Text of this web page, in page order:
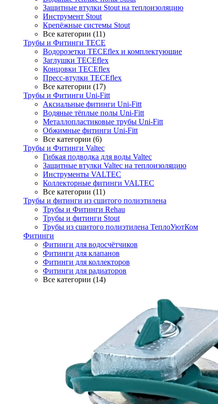
Защитные втулки Stout на теплоизоляцию
Инструмент Stout
Крепёжные системы Stout
Все категории (11)
Трубы и Фитинги TECE
Водорозетки TECEflex и комплектующие
Заглушки TECEflex
Концовки TECEflex
Пресс-втулки TECEflex
Все категории (17)
Трубы и Фитинги Uni-Fitt
Аксиальные фитинги Uni-Fitt
Водяные тёплые полы Uni-Fitt
Металлопластиковые трубы Uni-Fitt
Обжимные фитинги Uni-Fitt
Все категории (6)
Трубы и Фитинги Valtec
Гибкая подводка для воды Valtec
Защитные втулки Valtec на теплоизоляцию
Инструменты VALTEC
Коллекторные фитинги VALTEC
Все категории (11)
Трубы и фитинги из сшитого полиэтилена
Трубы и Фитинги Rehau
Трубы и фитинги Stout
Трубы из сшитого полиэтилена ТеплоУютКом
Фитинги
Фитинги для водосчётчиков
Фитинги для клапанов
Фитинги для коллекторов
Фитинги для радиаторов
Все категории (14)